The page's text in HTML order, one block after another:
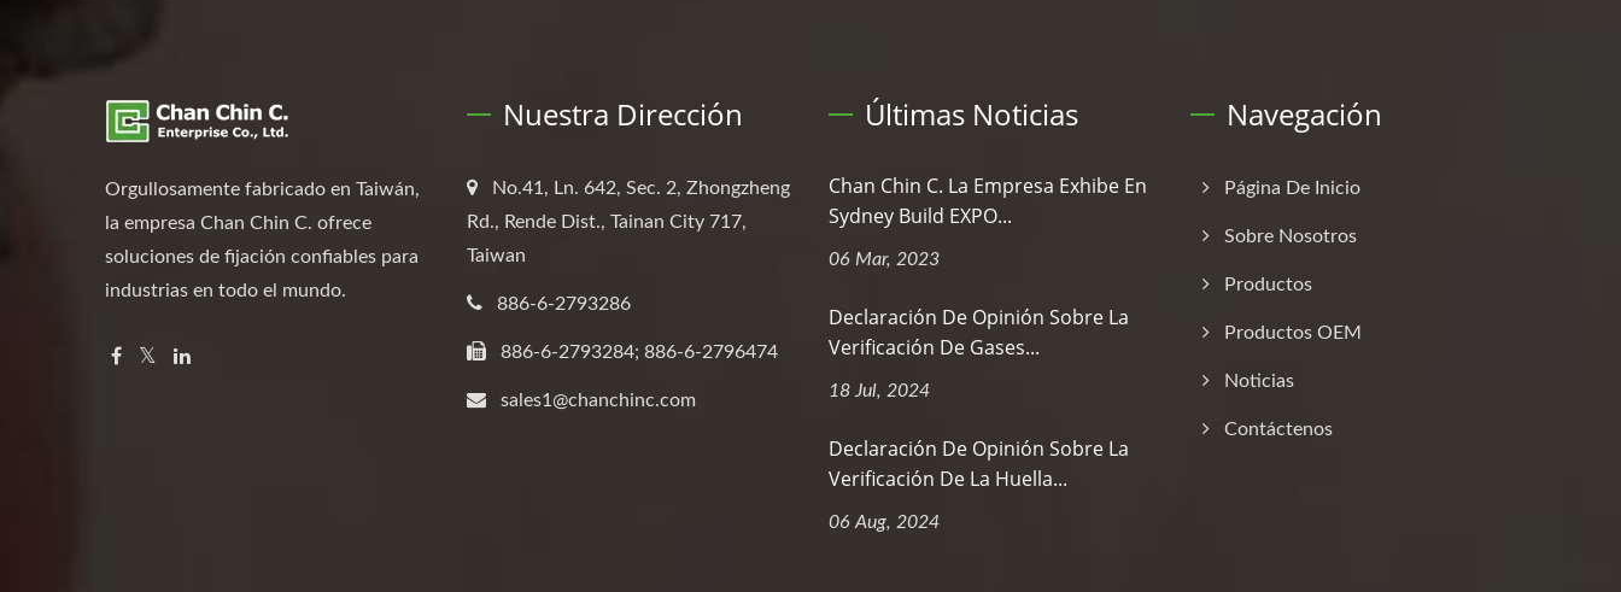
Orgullosamente fabricado en Taiwán,
la empresa Chan Chin C. ofrece
soluciones de fijación confiables para
industrias en todo el mundo.
Nuestra Dirección
No.41, Ln. 642, Sec. 2, Zhongzheng
Rd., Rende Dist., Tainan City 717,
Taiwan
886-6-2793286
886-6-2793284; 886-6-2796474
sales1@chanchinc.com
Últimas Noticias
Chan Chin C. La Empresa Exhibe En
Sydney Build EXPO...
06 Mar, 2023
Declaración De Opinión Sobre La
Verificación De Gases...
18 Jul, 2024
Declaración De Opinión Sobre La
Verificación De La Huella...
06 Aug, 2024
Navegación
Página De Inicio
Sobre Nosotros
Productos
Productos OEM
Noticias
Contáctenos